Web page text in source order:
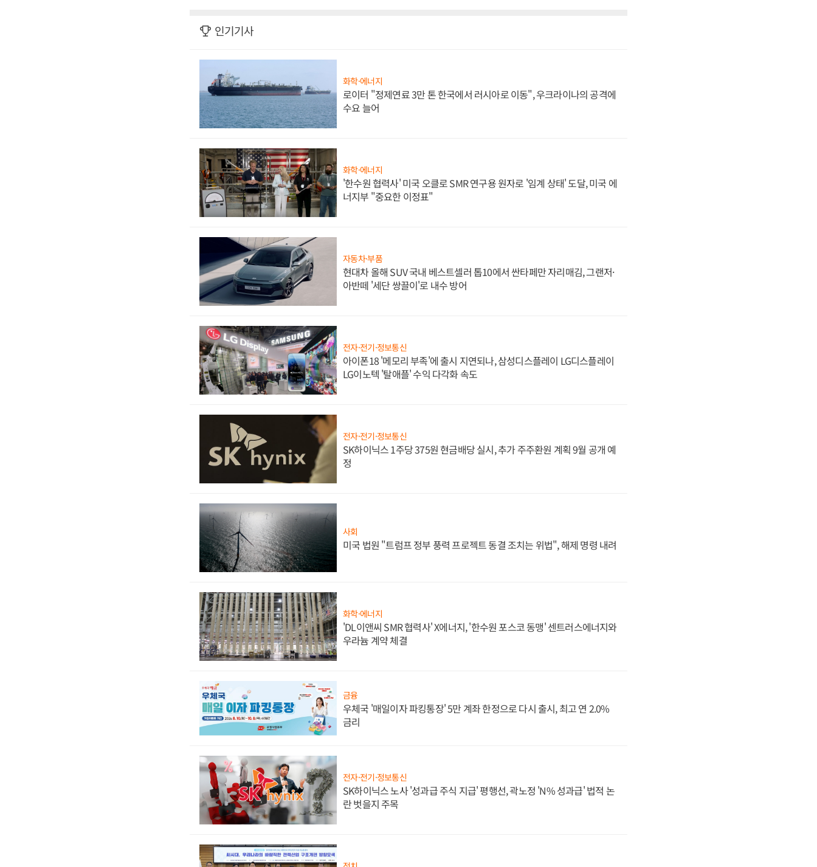
인기기사
화학·에너지
로이터 "정제연료 3만 톤 한국에서 러시아로 이동", 우크라이나의 공격에
수요 늘어
화학·에너지
'한수원 협력사' 미국 오클로 SMR 연구용 원자로 '임계 상태' 도달, 미국 에
너지부 "중요한 이정표"
자동차·부품
현대차 올해 SUV 국내 베스트셀러 톱10에서 싼타페만 자리매김, 그랜저·
아반떼 '세단 쌍끌이'로 내수 방어
전자·전기·정보통신
아이폰18 '메모리 부족'에 출시 지연되나, 삼성디스플레이 LG디스플레이
LG이노텍 '탈애플' 수익 다각화 속도
전자·전기·정보통신
SK하이닉스 1주당 375원 현금배당 실시, 추가 주주환원 계획 9월 공개 예
정
사회
미국 법원 "트럼프 정부 풍력 프로젝트 동결 조치는 위법", 해제 명령 내려
화학·에너지
'DL이앤씨 SMR 협력사' X에너지, '한수원 포스코 동맹' 센트러스에너지와
우라늄 계약 체결
금융
우체국 '매일이자 파킹통장' 5만 계좌 한정으로 다시 출시, 최고 연 2.0%
금리
전자·전기·정보통신
SK하이닉스 노사 '성과급 주식 지급' 평행선, 곽노정 'N% 성과급' 법적 논
란 벗을지 주목